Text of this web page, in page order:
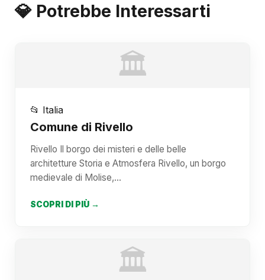
💎 Potrebbe Interessarti
🏛️
📂 Italia
Comune di Rivello
Rivello Il borgo dei misteri e delle belle
architetture Storia e Atmosfera Rivello, un borgo
medievale di Molise,…
SCOPRI DI PIÙ →
🏛️